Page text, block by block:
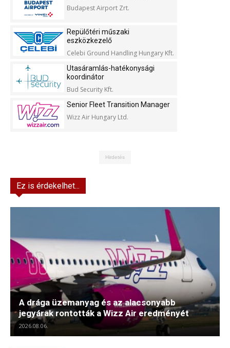
Budapest Airport Zrt.
Repülőtéri műszaki
eszközkezelő
Celebi Ground Handling Hungary Kft.
Utasáramlás-hatékonysági
koordinátor
Bud Security Kft.
Senior Fleet Transition Manager
Wizz Air Hungary Ltd.
Hirdetés
Ez is érdekelhet...
A drága üzemanyag és az alacsonyabb
jegyárak rontották a Wizz Air eredményét
2026.08.06.